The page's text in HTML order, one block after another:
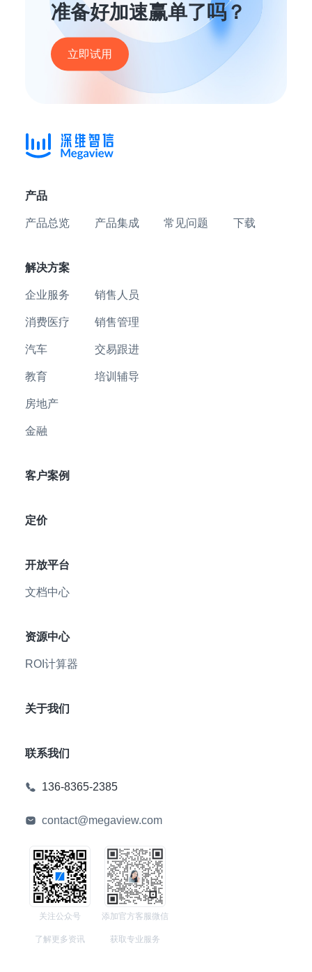
准备好加速赢单了吗？
立即试用
产品
产品总览 产品集成 常见问题 下载
解决方案
企业服务
消费医疗
汽车
教育
房地产
金融
销售人员
销售管理
交易跟进
培训辅导
客户案例
定价
开放平台
文档中心
资源中心
ROI计算器
关于我们
联系我们
136-8365-2385
contact@megaview.com
关注公众号
了解更多资讯
添加官方客服微信
获取专业服务